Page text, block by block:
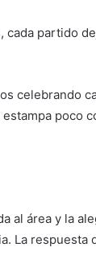
cada partido
celebrando
poco
al área y la
La respuesta